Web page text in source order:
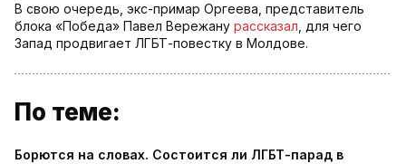
В свою очередь, экс-примар Оргеева, представитель
блока «Победа» Павел Вережану рассказал , для чего
Запад продвигает ЛГБТ-повестку в Молдове.
По теме:
Борются на словах. Состоится ли ЛГБТ-парад в